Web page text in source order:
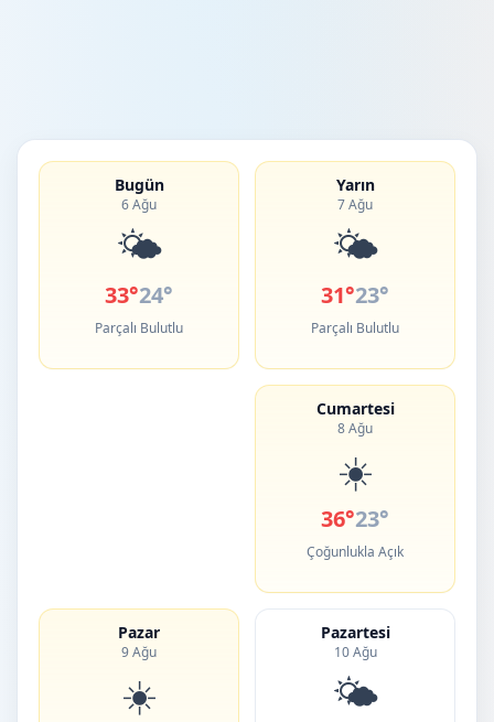
Bugün
6 Ağu
🌤️
33°24°
Parçalı Bulutlu
Yarın
7 Ağu
🌤️
31°23°
Parçalı Bulutlu
Cumartesi
8 Ağu
☀️
36°23°
Çoğunlukla Açık
Pazar
9 Ağu
☀️
Pazartesi
10 Ağu
🌤️